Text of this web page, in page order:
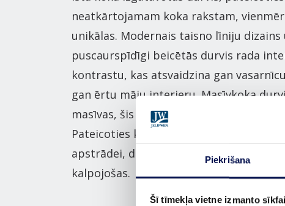
Piekrišana
Šī tīmekļa vietne izmanto
neatkārtojamam koka rakstam,
unikālas. Modernais taisno līniju dizains
puscaurspīdīgi beicētās durvis rada
kontrastu, kas atsvaidzina gan
gan ērtu māju interjeru. Masīvkoka
masīvas, šis smagums ir sajūtams,
Pateicoties kvalitatīvajai konstrukcijai un
apstrādei, durvis ir atbalstošas,
kalpojošas.